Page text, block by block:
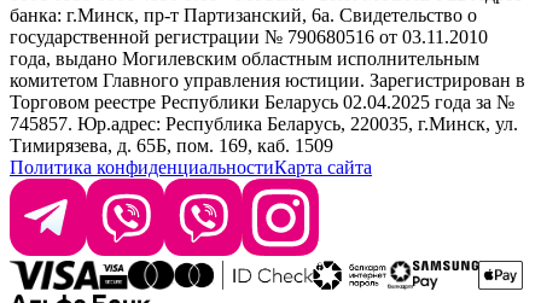
info@krasabel.by
Офис: г. Минск, ул. Тимирязева 65Б, офис 1509
Склад: г. Минск, ул. Домбровская, 15
Время работы: пн–чт 9:00–17:30, пт 9:00–17:00
банка: г.Минск, пр-т Партизанский, 6а. Свидетельство о
государственной регистрации № 790680516 от 03.11.2010
года, выдано Могилевским областным исполнительным
комитетом Главного управления юстиции. Зарегистрирован в
Торговом реестре Республики Беларусь 02.04.2025 года за №
745857. Юр.адрес: Республика Беларусь, 220035, г.Минск, ул.
Тимирязева, д. 65Б, пом. 169, каб. 1509
Политика конфиденциальностиКарта сайта